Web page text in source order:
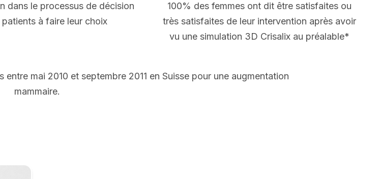
dans le processus de décision
patients à faire leur choix
100% des femmes ont dit être satisfaites ou
très satisfaites de leur intervention après avoir
vu une simulation 3D Crisalix au préalable*
mai 2010 et septembre 2011 en Suisse pour une augmentation
mammaire.